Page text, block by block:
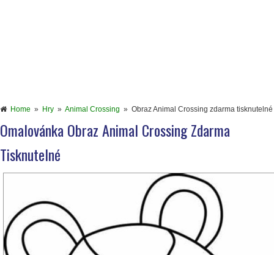
Home » Hry » Animal Crossing » Obraz Animal Crossing zdarma tisknutelné
Omalovánka Obraz Animal Crossing Zdarma
Tisknutelné